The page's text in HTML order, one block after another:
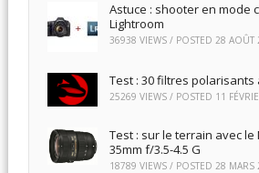
Astuce : shooter en mode
Lightroom
36938 VIEWS / POSTED 28 AOÛT
Test : 30 filtres polarisants
25269 VIEWS / POSTED 11
Test : sur le terrain avec le
35mm f/3.5-4.5 G
18789 VIEWS / POSTED 28 MARS